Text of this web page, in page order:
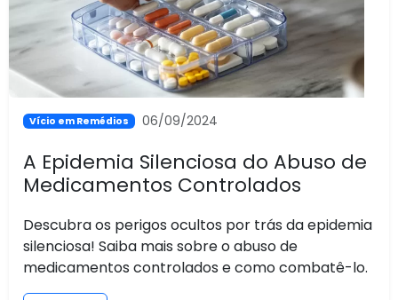
Vício em Remédios 06/09/2024
A Epidemia Silenciosa do Abuso de
Medicamentos Controlados
Descubra os perigos ocultos por trás da epidemia
silenciosa! Saiba mais sobre o abuso de
medicamentos controlados e como combatê-lo.